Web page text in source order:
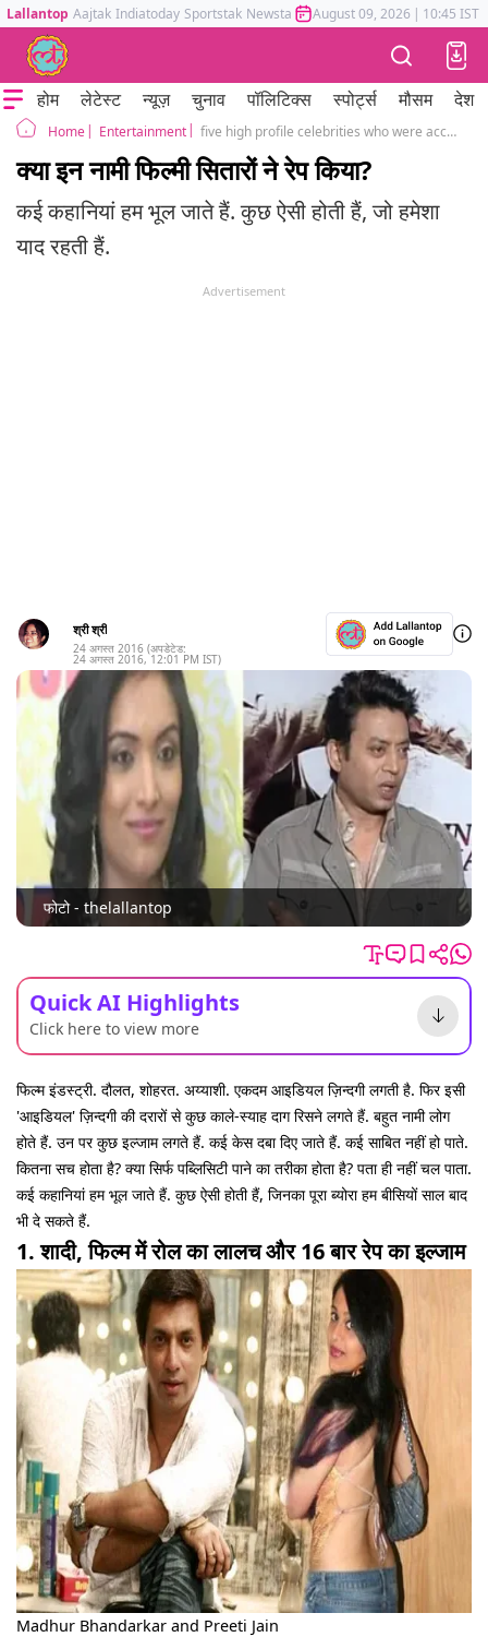
Lallantop Aajtak Indiatoday Sportstak Newstak Mumbai Tak Astrotak
August 09, 2026 | 10:45 IST
होम लेटेस्ट न्यूज़ चुनाव पॉलिटिक्स स्पोर्ट्स मौसम देश
Home Entertainment five high profile celebrities who were accused of rape, scasting couch and sexual assault
क्या इन नामी फिल्मी सितारों ने रेप किया?
कई कहानियां हम भूल जाते हैं. कुछ ऐसी होती हैं, जो हमेशा
याद रहती हैं.
Advertisement
श्री श्री
24 अगस्त 2016 (अपडेटेड:
24 अगस्त 2016, 12:01 PM IST)
फोटो - thelallantop
Quick AI Highlights
Click here to view more
फिल्म इंडस्ट्री. दौलत, शोहरत. अय्याशी. एकदम आइडियल ज़िन्दगी लगती है. फिर इसी
'आइडियल' ज़िन्दगी की दरारों से कुछ काले-स्याह दाग रिसने लगते हैं. बहुत नामी लोग
होते हैं. उन पर कुछ इल्जाम लगते हैं. कई केस दबा दिए जाते हैं. कई साबित नहीं हो पाते.
कितना सच होता है? क्या सिर्फ पब्लिसिटी पाने का तरीका होता है? पता ही नहीं चल पाता.
कई कहानियां हम भूल जाते हैं. कुछ ऐसी होती हैं, जिनका पूरा ब्योरा हम बीसियों साल बाद
भी दे सकते हैं.
1. शादी, फिल्म में रोल का लालच और 16 बार रेप का इल्जाम
Madhur Bhandarkar and Preeti Jain